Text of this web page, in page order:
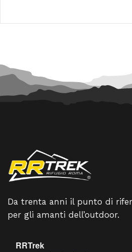
Da trenta anni il punto di
per gli amanti dell’outdoor.
RRTrek